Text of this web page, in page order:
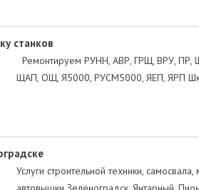
станков
Ремонтируем РУНН, АВР, ГРЩ, ВРУ,
ЩАП, ОЩ, Я5000, РУСМ5000, ЯЕП, ЯРП
Услуги строительной техники,